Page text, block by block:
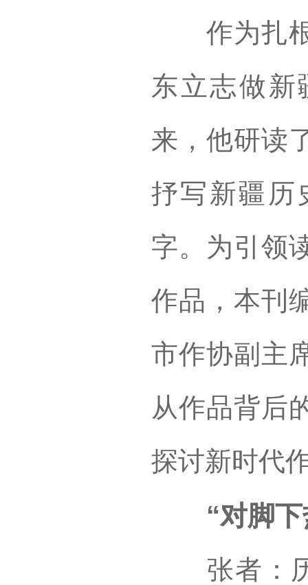
作为扎根
东立志做新
来，他研读
抒写新疆历
字。为引领
作品，本刊
市作协副主
从作品背后
探讨新时代
“对脚下
张者：历